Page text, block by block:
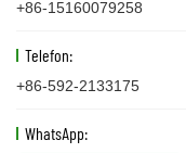
+86-15160079258
Telefon:
+86-592-2133175
WhatsApp: